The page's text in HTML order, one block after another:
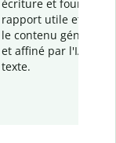
écriture et fournit un
rapport utile et
le contenu généré
et affiné par l'IA
texte.